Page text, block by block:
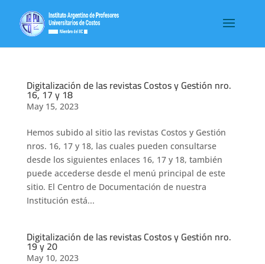
Digitalización de las revistas Costos y Gestión nro.
16, 17 y 18
May 15, 2023
Hemos subido al sitio las revistas Costos y Gestión
nros. 16, 17 y 18, las cuales pueden consultarse
desde los siguientes enlaces 16, 17 y 18, también
puede accederse desde el menú principal de este
sitio. El Centro de Documentación de nuestra
Institución está...
Digitalización de las revistas Costos y Gestión nro.
19 y 20
May 10, 2023